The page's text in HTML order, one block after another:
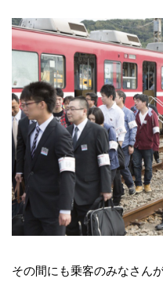
その間にも乗客のみなさん